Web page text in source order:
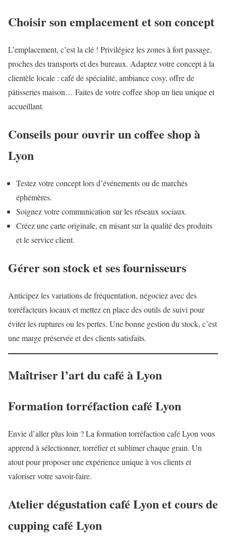
Choisir son emplacement et son concept
L’emplacement, c’est la clé ! Privilégiez les zones à fort passage,
proches des transports et des bureaux. Adaptez votre concept à la
clientèle locale : café de spécialité, ambiance cosy, offre de
pâtisseries maison… Faites de votre coffee shop un lieu unique et
accueillant.
Conseils pour ouvrir un coffee shop à
Lyon
Testez votre concept lors d’événements ou de marchés
éphémères.
Soignez votre communication sur les réseaux sociaux.
Créez une carte originale, en misant sur la qualité des produits
et le service client.
Gérer son stock et ses fournisseurs
Anticipez les variations de fréquentation, négociez avec des
torréfacteurs locaux et mettez en place des outils de suivi pour
éviter les ruptures ou les pertes. Une bonne gestion du stock, c’est
une marge préservée et des clients satisfaits.
Maîtriser l’art du café à Lyon
Formation torréfaction café Lyon
Envie d’aller plus loin ? La formation torréfaction café Lyon vous
apprend à sélectionner, torréfier et sublimer chaque grain. Un
atout pour proposer une expérience unique à vos clients et
valoriser votre savoir-faire.
Atelier dégustation café Lyon et cours de
cupping café Lyon